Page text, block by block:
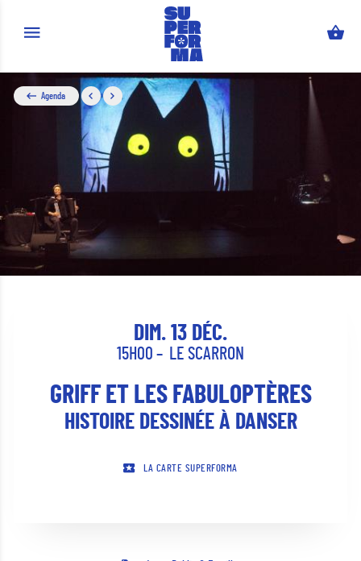
Aller au contenu principal
Agenda
DIM. 13 DÉC.
15H00 LE SCARRON
GRIFF ET LES FABULOPTÈRES
HISTOIRE DESSINÉE À DANSER
LA CARTE SUPERFORMA